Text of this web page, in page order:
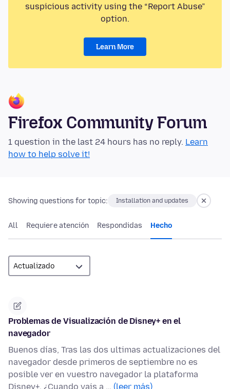
suspicious activity using the “Report Abuse”
option.
Learn More
Firefox Community Forum
1 question in the last 24 hours has no reply. Learn
how to help solve it!
Showing questions for topic: Installation and updates
All Requiere atención Respondidas Hecho
Problemas de Visualización de Disney+ en el
navegador
Buenos días, Tras las dos ultimas actualizaciones del
navegador desde primeros de septiembre no es
posible ver en vuestro navegador la plataforma
Disney+. ¿Cuando vais a … (leer más)